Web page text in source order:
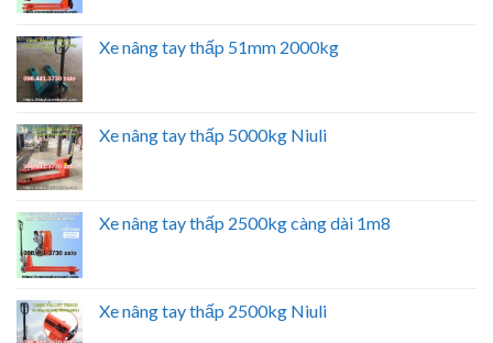
Xe nâng tay thấp 51mm 2000kg
Xe nâng tay thấp 5000kg Niuli
Xe nâng tay thấp 2500kg càng dài 1m8
Xe nâng tay thấp 2500kg Niuli